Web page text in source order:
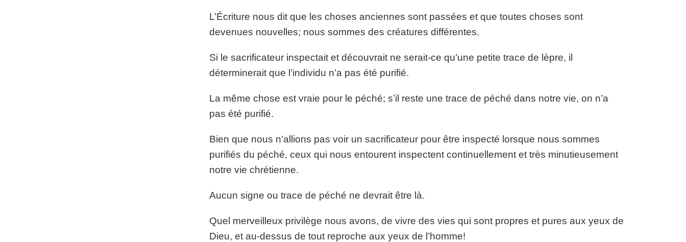
L’Écriture nous dit que les choses anciennes sont passées et que toutes choses sont
devenues nouvelles; nous sommes des créatures différentes.
Si le sacrificateur inspectait et découvrait ne serait-ce qu’une petite trace de lèpre, il
déterminerait que l’individu n’a pas été purifié.
La même chose est vraie pour le péché; s’il reste une trace de péché dans notre vie, on n’a
pas été purifié.
Bien que nous n’allions pas voir un sacrificateur pour être inspecté lorsque nous sommes
purifiés du péché, ceux qui nous entourent inspectent continuellement et très minutieusement
notre vie chrétienne.
Aucun signe ou trace de péché ne devrait être là.
Quel merveilleux privilège nous avons, de vivre des vies qui sont propres et pures aux yeux de
Dieu, et au-dessus de tout reproche aux yeux de l’homme!